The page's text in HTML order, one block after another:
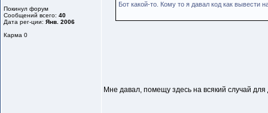
Покинул форум
Сообщений всего: 40
Дата рег-ции: Янв. 2006
Карма 0
Бот какой-то. Кому то я давал код как вывести
Мне давал, помещу здесь на всякий случай для